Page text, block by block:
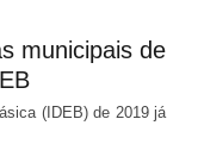
municipais de
(IDEB) de 2019 já